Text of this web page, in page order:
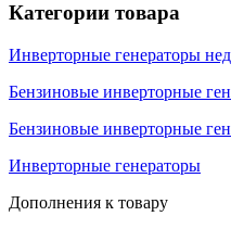
Категории товара
Инверторные генераторы
Бензиновые инверторные
Бензиновые инверторные
Инверторные генераторы
Дополнения к товару